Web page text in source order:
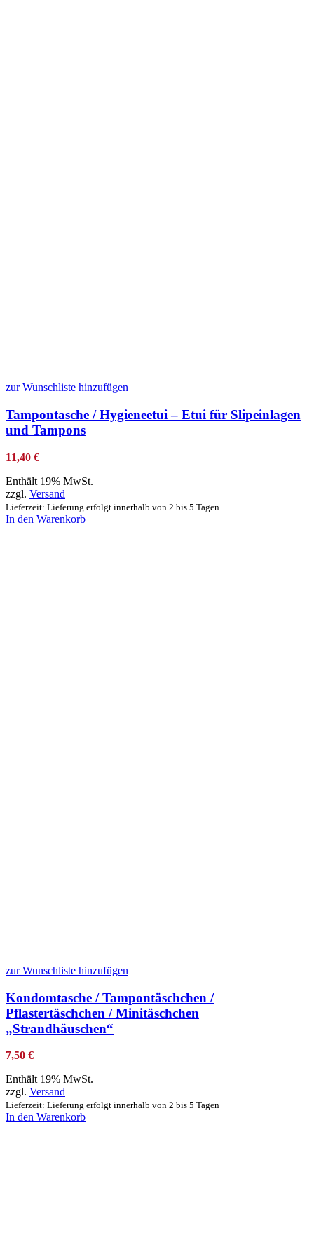
zur Wunschliste hinzufügen
Tampontasche / Hygieneetui – Etui für Slipeinlagen
und Tampons
11,40 €
Enthält 19% MwSt.
zzgl. Versand
Lieferzeit: Lieferung erfolgt innerhalb von 2 bis 5 Tagen
In den Warenkorb
zur Wunschliste hinzufügen
Kondomtasche / Tampontäschchen /
Pflastertäschchen / Minitäschchen
„Strandhäuschen“
7,50 €
Enthält 19% MwSt.
zzgl. Versand
Lieferzeit: Lieferung erfolgt innerhalb von 2 bis 5 Tagen
In den Warenkorb